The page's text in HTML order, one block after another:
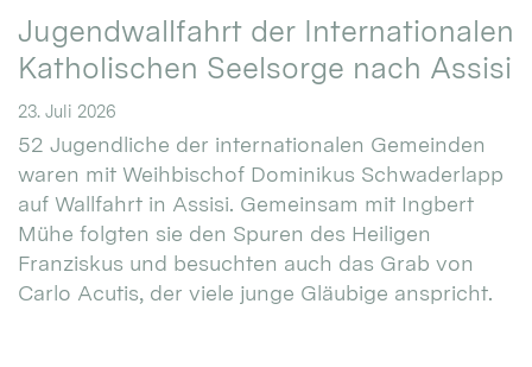
Jugendwallfahrt der Internationalen
Katholischen Seelsorge nach Assisi
23. Juli 2026
52 Jugendliche der internationalen Gemeinden
waren mit Weihbischof Dominikus Schwaderlapp
auf Wallfahrt in Assisi. Gemeinsam mit Ingbert
Mühe folgten sie den Spuren des Heiligen
Franziskus und besuchten auch das Grab von
Carlo Acutis, der viele junge Gläubige anspricht.